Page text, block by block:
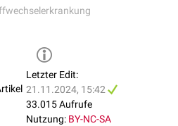
Letzter Edit:
21.11.2024, 15:42
33.015 Aufrufe
Nutzung: BY-NC-SA